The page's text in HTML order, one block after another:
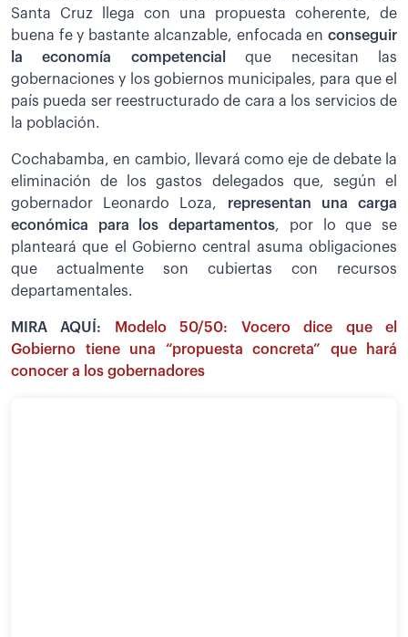
Santa Cruz llega con una propuesta coherente, de
buena fe y bastante alcanzable, enfocada en conseguir
la economía competencialque necesitan las
gobernaciones y los gobiernos municipales, para que el
país pueda ser reestructurado de cara a los servicios de
la población.
Cochabamba, en cambio, llevará como eje de debate la
eliminación de los gastos delegados que, según el
gobernador Leonardo Loza, representan una carga
económica para los departamentos, por lo que se
planteará que el Gobierno central asuma obligaciones
que actualmente son cubiertas con recursos
departamentales.
MIRA AQUÍ:
Modelo 50/50: Vocero dice que el
Gobierno tiene una “propuesta concreta” que hará
conocer a los gobernadores